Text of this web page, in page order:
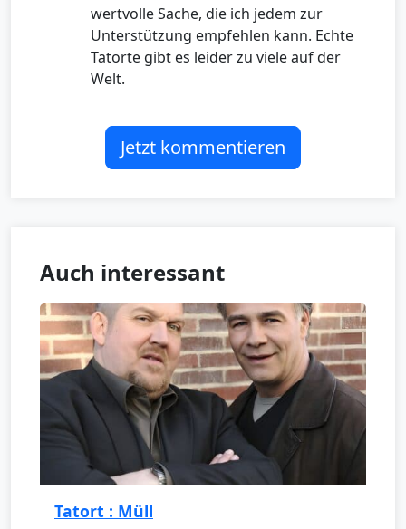
wertvolle Sache, die ich jedem zur
Unterstützung empfehlen kann. Echte
Tatorte gibt es leider zu viele auf der
Welt.
Jetzt kommentieren
Auch interessant
Tatort : Müll